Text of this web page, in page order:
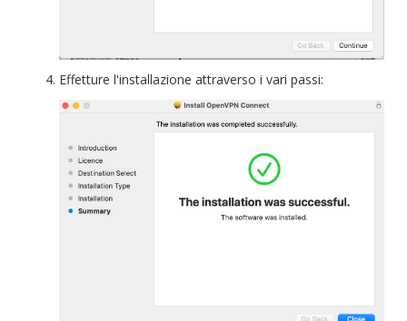
Effetture l'installazione attraverso i vari passi: